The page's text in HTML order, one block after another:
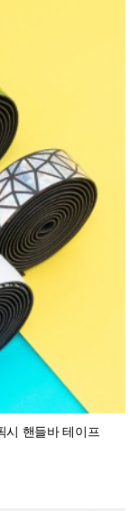
시 핸들바 테이프